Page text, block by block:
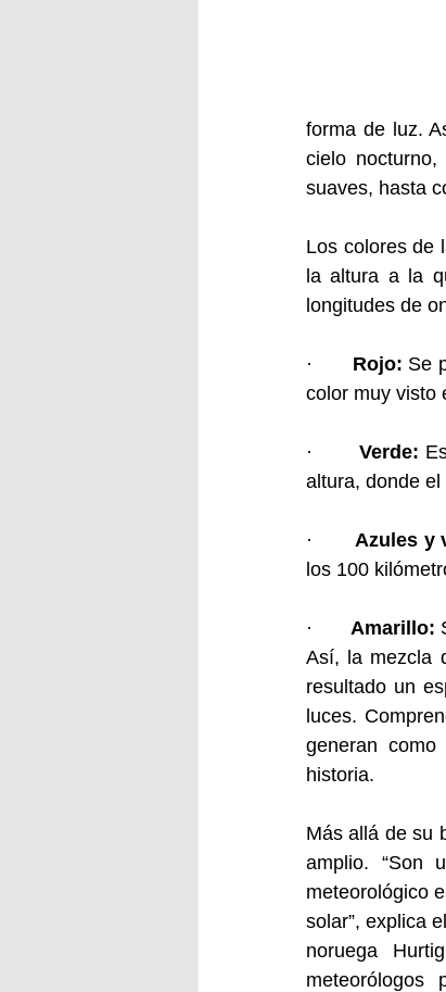
forma de luz.
cielo
suaves, hasta
Los colores de
la altura a la
longitudes de
· Rojo: Se
color muy visto
· Verde:
altura, donde
· Azules y
los 100
· Amarillo:
Así, la mezcla
resultado un
luces.
generan
historia.
Más allá de su
amplio. “Son
meteorológico
solar”, explica
noruega
meteorólogos